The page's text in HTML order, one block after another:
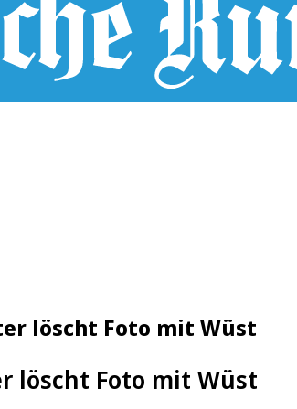
löscht Foto mit Wüst
löscht Foto mit Wüst